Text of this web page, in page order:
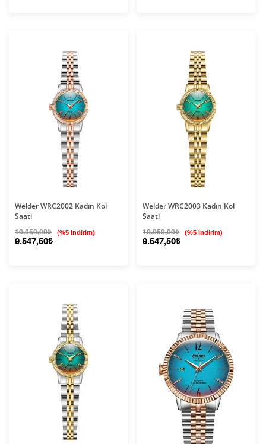
Welder WRC2002 Kadın Kol
Saati
10.050,00₺ (%5 İndirim)
9.547,50₺
Welder WRC2003 Kadın Kol
Saati
10.050,00₺ (%5 İndirim)
9.547,50₺